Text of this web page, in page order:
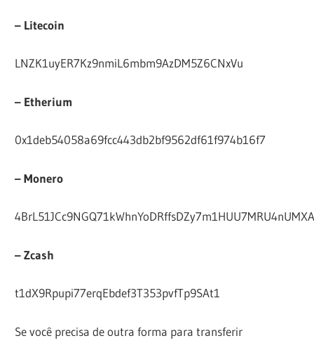
– Litecoin
LNZK1uyER7Kz9nmiL6mbm9AzDM5Z6CNxVu
– Etherium
0x1deb54058a69fcc443db2bf9562df61f974b16f7
– Monero
– Zcash
t1dX9Rpupi77erqEbdef3T353pvfTp9SAt1
Se você precisa de outra forma para transferir